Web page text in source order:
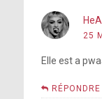
25
Elle est a
RÉPONDRE